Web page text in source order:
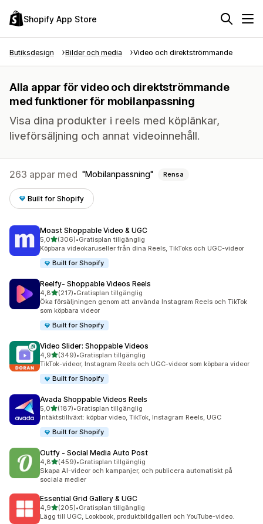
Shopify App Store
Butiksdesign Bilder och media Video och direktströmmande
Alla appar för video och direktströmmande
med funktioner för mobilanpassning
Visa dina produkter i reels med köplänkar,
liveförsäljning och annat videoinnehåll.
263 appar med Mobilanpassning Rensa
Built for Shopify
Moast Shoppable Video & UGC
5,0av 5 stjärnor
(306)
306 recensioner totalt
•Gratisplan tillgänglig
Köpbara videokaruseller från dina Reels, TikToks och UGC-videor
Built for Shopify
Reelfy‑ Shoppable Videos Reels
4,8av 5 stjärnor
(217)
217 recensioner totalt
•Gratisplan tillgänglig
Öka försäljningen genom att använda Instagram Reels och TikTok
som köpbara videor
Built for Shopify
Video Slider: Shoppable Videos
4,9av 5 stjärnor
(349)
349 recensioner totalt
•Gratisplan tillgänglig
TikTok-videor, Instagram Reels och UGC-videor som köpbara videor
Built for Shopify
Avada Shoppable Videos Reels
5,0av 5 stjärnor
(187)
187 recensioner totalt
•Gratisplan tillgänglig
Intäktstillväxt: köpbar video, TikTok, Instagram Reels, UGC
Built for Shopify
Outfy ‑ Social Media Auto Post
4,8av 5 stjärnor
(459)
459 recensioner totalt
•Gratisplan tillgänglig
Skapa AI-videor och kampanjer, och publicera automatiskt på
sociala medier
Essential Grid Gallery & UGC
4,9av 5 stjärnor
(205)
205 recensioner totalt
•Gratisplan tillgänglig
Lägg till UGC, Lookbook, produktbildgalleri och YouTube-video.